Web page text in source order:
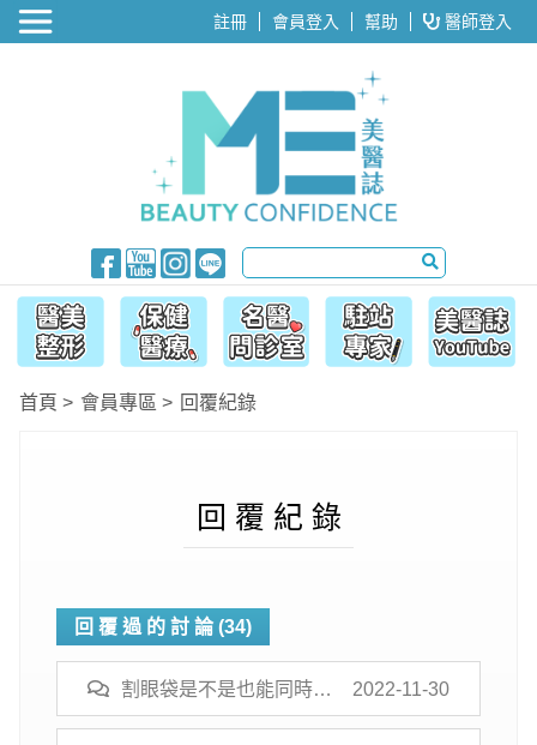
醫美整形 註冊 會員登入 幫助 醫師登入
首頁 會員專區 回覆紀錄
回 覆 紀 錄
回 覆 過 的 討 論 (34)
割眼袋是不是也能同時填
淚溝阿?
2022-11-30